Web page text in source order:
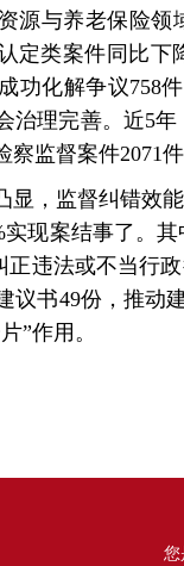
源与养老保险领
定类案件同比下
功化解争议758
治理完善。近5
监督案件2071
显，监督纠错效
现案结事了。
违法或不当行
议书49份，推动
”作用。
您